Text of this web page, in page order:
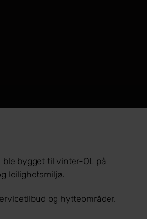
bygget til vinter-OL på
leilighetsmiljø.
og hytteområder.